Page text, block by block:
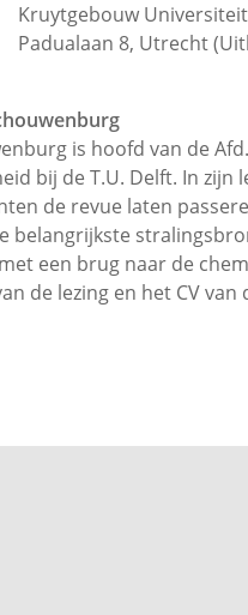
Kruytgebouw
Padualaan 8, Utrecht
is hoofd van de
bij de T.U. Delft. In
de revue laten
belangrijkste
een brug naar de
de lezing en het CV